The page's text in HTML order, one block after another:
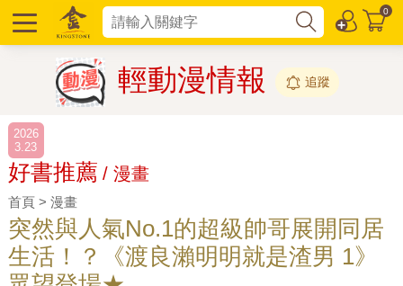
0
輕動漫情報 追蹤
2026
3.23
好書推薦 / 漫畫
首頁 > 漫畫
突然與人氣No.1的超級帥哥展開同居
生活！？《渡良瀨明明就是渣男 1》